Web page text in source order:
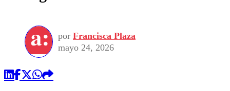
por Francisca Plaza
mayo 24, 2026